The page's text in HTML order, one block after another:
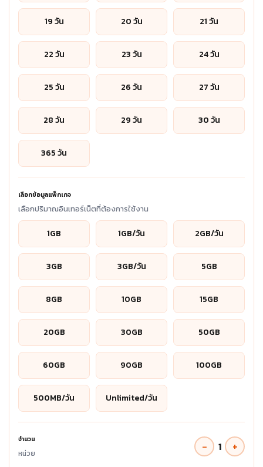
19 วัน 20 วัน 21 วัน
22 วัน 23 วัน 24 วัน
25 วัน 26 วัน 27 วัน
28 วัน 29 วัน 30 วัน
365 วัน
เลือกข้อมูลแพ็กเกจ
เลือกปริมาณอินเทอร์เน็ตที่ต้องการใช้งาน
1GB 1GB/วัน 2GB/วัน
3GB 3GB/วัน 5GB
8GB 10GB 15GB
20GB 30GB 50GB
60GB 90GB 100GB
500MB/วัน Unlimited/วัน
จำนวน
หน่วย − 1 +